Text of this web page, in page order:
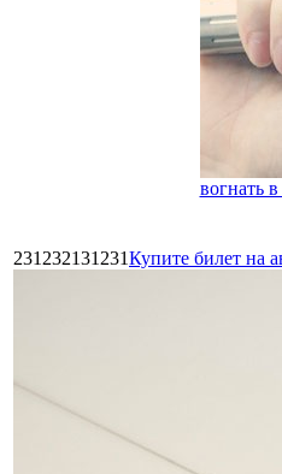
вогнать
231232131231Купите билет на